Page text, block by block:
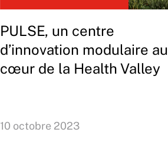
PULSE, un centre
d’innovation modulaire au
cœur de la Health Valley
10 octobre 2023